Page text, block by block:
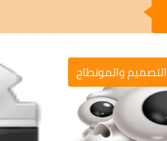
التصميم والمونطاج